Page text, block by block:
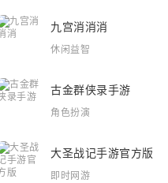
九宫消消消
休闲益智
古金群侠录手游
角色扮演
大圣战记手游官方版
即时网游